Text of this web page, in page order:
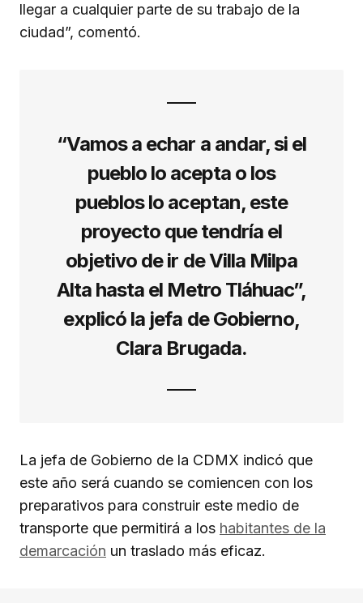
llegar a cualquier parte de su trabajo de la
ciudad”, comentó.
“Vamos a echar a andar, si el
pueblo lo acepta o los
pueblos lo aceptan, este
proyecto que tendría el
objetivo de ir de Villa Milpa
Alta hasta el Metro Tláhuac”,
explicó la jefa de Gobierno,
Clara Brugada.
La jefa de Gobierno de la CDMX indicó que
este año será cuando se comiencen con los
preparativos para construir este medio de
transporte que permitirá a los habitantes de la
demarcación un traslado más eficaz.